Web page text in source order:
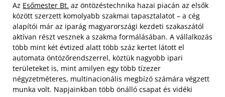
Az Esőmester Bt. az öntözéstechnika hazai piacán az elsők
között szerzett komolyabb szakmai tapasztalatot – a cég
alapítói már az iparág magyarországi kezdeti szakaszától
aktívan részt vesznek a szakma formálásában. A vállalkozás
több mint két évtized alatt több száz kertet látott el
automata öntözőrendszerrel, köztük nagyobb ipari
területeket is, mint amilyen egy több tízezer
négyzetméteres, multinacionális megbízó számára végzett
munka volt. Napjainkban több önálló csapat és vidéki